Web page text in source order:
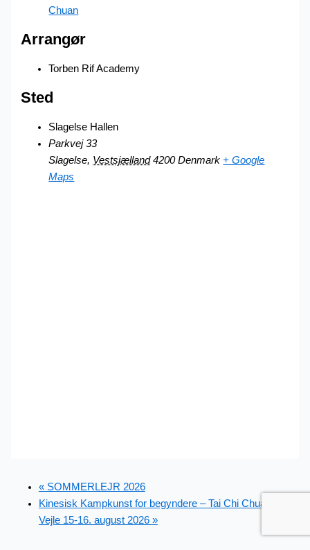
Chuan
Arrangør
Torben Rif Academy
Sted
Slagelse Hallen
Parkvej 33
Slagelse, Vestsjælland 4200 Denmark + Google
Maps
«SOMMERLEJR 2026
Kinesisk Kampkunst for begyndere – Tai Chi Chuan –
Vejle 15-16. august 2026 »